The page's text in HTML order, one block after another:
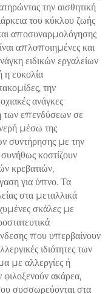
την αισθητική
του κύκλου ζωής
αποσυναρμολόγησης
απλοποιημένες και
ειδικών εργαλείων
η ευκολία
την
ανάγκες
επενδύσεων σε
μέσω της
συντήρησης με την
κοστίζουν
κρεβατιών,
για ύπνο. Τα
στα μεταλλικά
σκάλες με
που υπερβαίνουν
ιδιότητες των
με αλλεργίες ή
φιλοξενούν ακάρεα,
συσσωρεύονται στα